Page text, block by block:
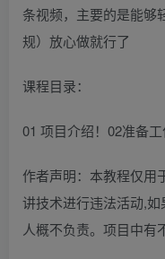
条视频，主要的是能够
规）放心做就行了
课程目录：
01 项目介绍！02准备
作者声明：本教程仅用
讲技术进行违法活动,
人概不负责。项目中有